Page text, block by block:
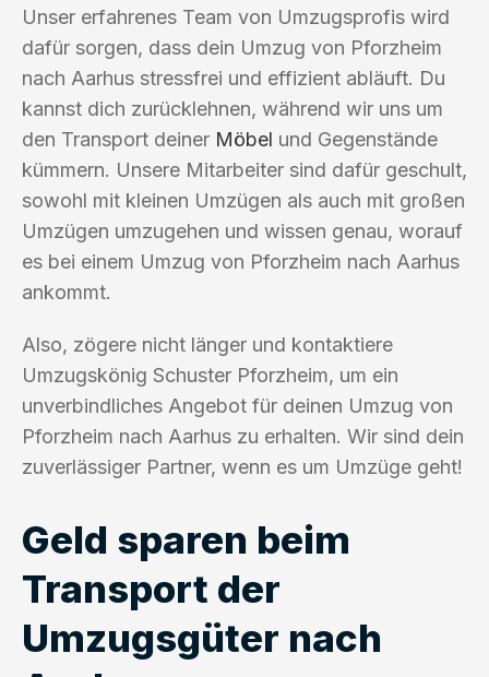
Unser erfahrenes Team von Umzugsprofis wird
dafür sorgen, dass dein Umzug von Pforzheim
nach Aarhus stressfrei und effizient abläuft. Du
kannst dich zurücklehnen, während wir uns um
den Transport deiner Möbel und Gegenstände
kümmern. Unsere Mitarbeiter sind dafür geschult,
sowohl mit kleinen Umzügen als auch mit großen
Umzügen umzugehen und wissen genau, worauf
es bei einem Umzug von Pforzheim nach Aarhus
ankommt.
Also, zögere nicht länger und kontaktiere
Umzugskönig Schuster Pforzheim, um ein
unverbindliches Angebot für deinen Umzug von
Pforzheim nach Aarhus zu erhalten. Wir sind dein
zuverlässiger Partner, wenn es um Umzüge geht!
Geld sparen beim
Transport der
Umzugsgüter nach